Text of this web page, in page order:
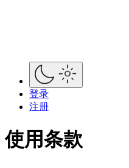
登录
注册
使用条款